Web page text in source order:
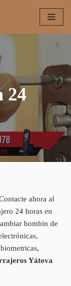
24
ahora al
24 horas en
bombin de
Yátova